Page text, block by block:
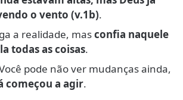
o vento (v.1b).
a realidade, masconfia naquele
todas as coisas.
pode não ver mudanças ainda,
começou a agir.